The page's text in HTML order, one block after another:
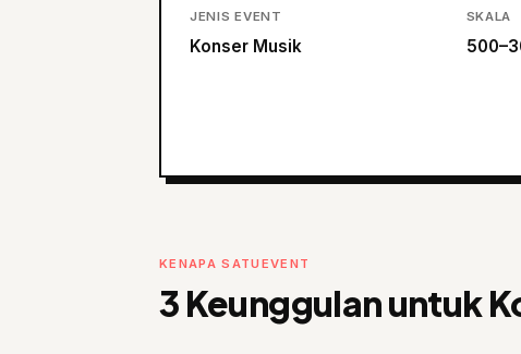
JENIS EVENT
Konser Musik
SKALA
KENAPA SATUEVENT
3 Keunggulan untuk